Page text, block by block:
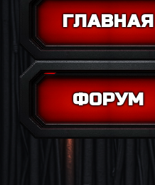
ГЛАВНАЯ
ФОРУМ